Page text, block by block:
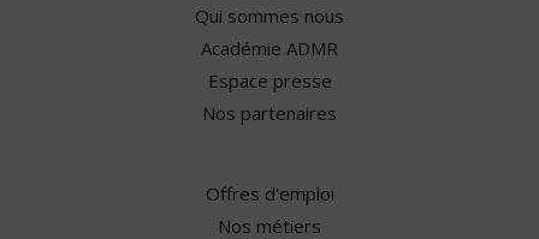
Qui sommes nous
Académie ADMR
Espace presse
Nos partenaires
Offres d'emploi
Nos métiers